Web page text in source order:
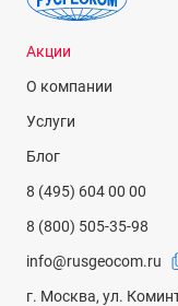
Акции
О компании
Услуги
Блог
8 (495) 604 00 00
8 (800) 505-35-98
info@rusgeocom.ru
г. Москва, ул.